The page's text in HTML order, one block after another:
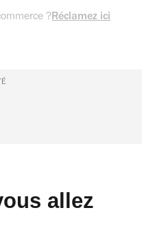
?Réclamez ici
allez